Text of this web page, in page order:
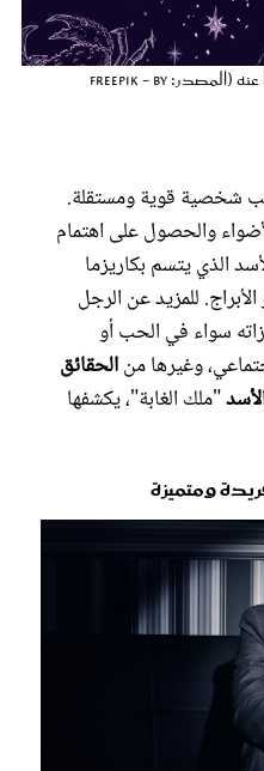
برج الأسد الرجل وحقائق لا تعرفونها عنه (المصدر: Freepik - by
شخصية قوية ومستقلة.
والحصول على اهتمام
الذي يتسم بكاريزما
للمزيد عن الرجل
سواء في الحب أو
وغيرها منالحقائق
"ملك الغابة"، يكشفها
ومتميزة